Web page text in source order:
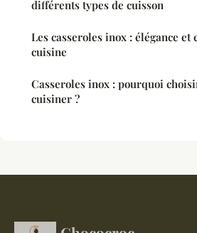
différents types de cuisson
Les casseroles inox : élégance et
cuisine
Casseroles inox : pourquoi
cuisiner ?